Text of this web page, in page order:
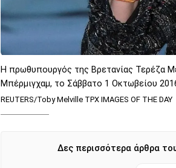
Η πρωθυπουργός της Βρετανίας Τερέζα
Μπέρμιγχαμ, το Σάββατο 1 Οκτωβείου
REUTERS/Toby Melville TPX IMAGES OF THE DAY
Δες περισσότερα άρθρα